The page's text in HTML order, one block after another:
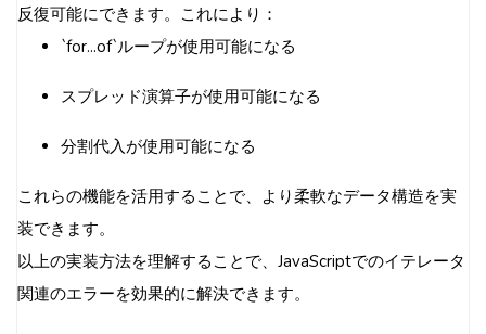
反復可能にできます。これにより：
`for...of`ループが使用可能になる
スプレッド演算子が使用可能になる
分割代入が使用可能になる
これらの機能を活用することで、より柔軟なデータ構造を実
装できます。
以上の実装方法を理解することで、JavaScriptでのイテレータ
関連のエラーを効果的に解決できます。